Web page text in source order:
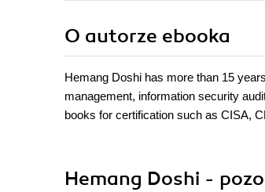
O autorze ebooka
Hemang Doshi has more than 15
management, information security
books for certification such as CISA,
Hemang Doshi -